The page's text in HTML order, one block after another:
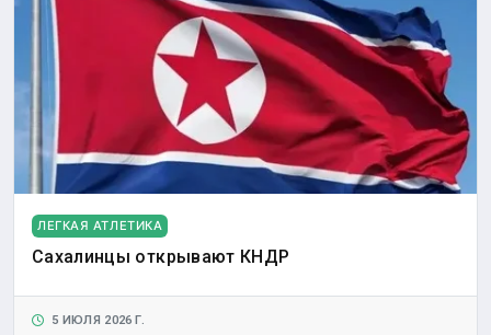
ЛЕГКАЯ АТЛЕТИКА
Сахалинцы открывают КНДР
5 ИЮЛЯ 2026 Г.